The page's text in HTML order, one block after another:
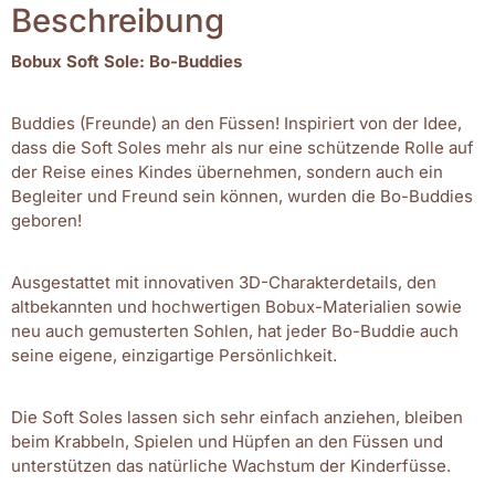
Beschreibung
Bobux Soft Sole: Bo-Buddies
Buddies (Freunde) an den Füssen! Inspiriert von der Idee,
dass die Soft Soles mehr als nur eine schützende Rolle auf
der Reise eines Kindes übernehmen, sondern auch ein
Begleiter und Freund sein können, wurden die Bo-Buddies
geboren!
Ausgestattet mit innovativen 3D-Charakterdetails, den
altbekannten und hochwertigen Bobux-Materialien sowie
neu auch gemusterten Sohlen, hat jeder Bo-Buddie auch
seine eigene, einzigartige Persönlichkeit.
Die Soft Soles lassen sich sehr einfach anziehen, bleiben
beim Krabbeln, Spielen und Hüpfen an den Füssen und
unterstützen das natürliche Wachstum der Kinderfüsse.